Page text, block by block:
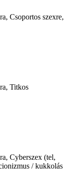
Csoportos szexre,
Titkos
Cyberszex (tel,
/ kukkolás